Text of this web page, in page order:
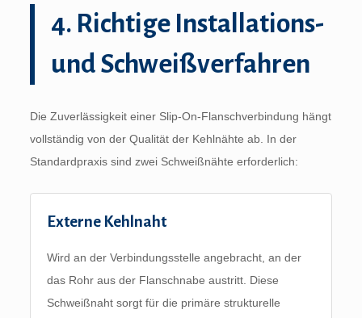
4. Richtige Installations-
und Schweißverfahren
Die Zuverlässigkeit einer Slip-On-Flanschverbindung hängt
vollständig von der Qualität der Kehlnähte ab. In der
Standardpraxis sind zwei Schweißnähte erforderlich:
Externe Kehlnaht
Wird an der Verbindungsstelle angebracht, an der
das Rohr aus der Flanschnabe austritt. Diese
Schweißnaht sorgt für die primäre strukturelle